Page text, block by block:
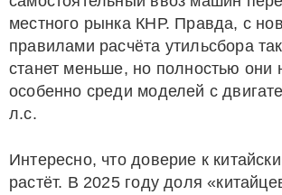
местного рынка КНР. Правда, с
правилами расчёта утильсбора
станет меньше, но полностью они
особенно среди моделей с
л.с.
Интересно, что доверие к
растёт. В 2025 году доля